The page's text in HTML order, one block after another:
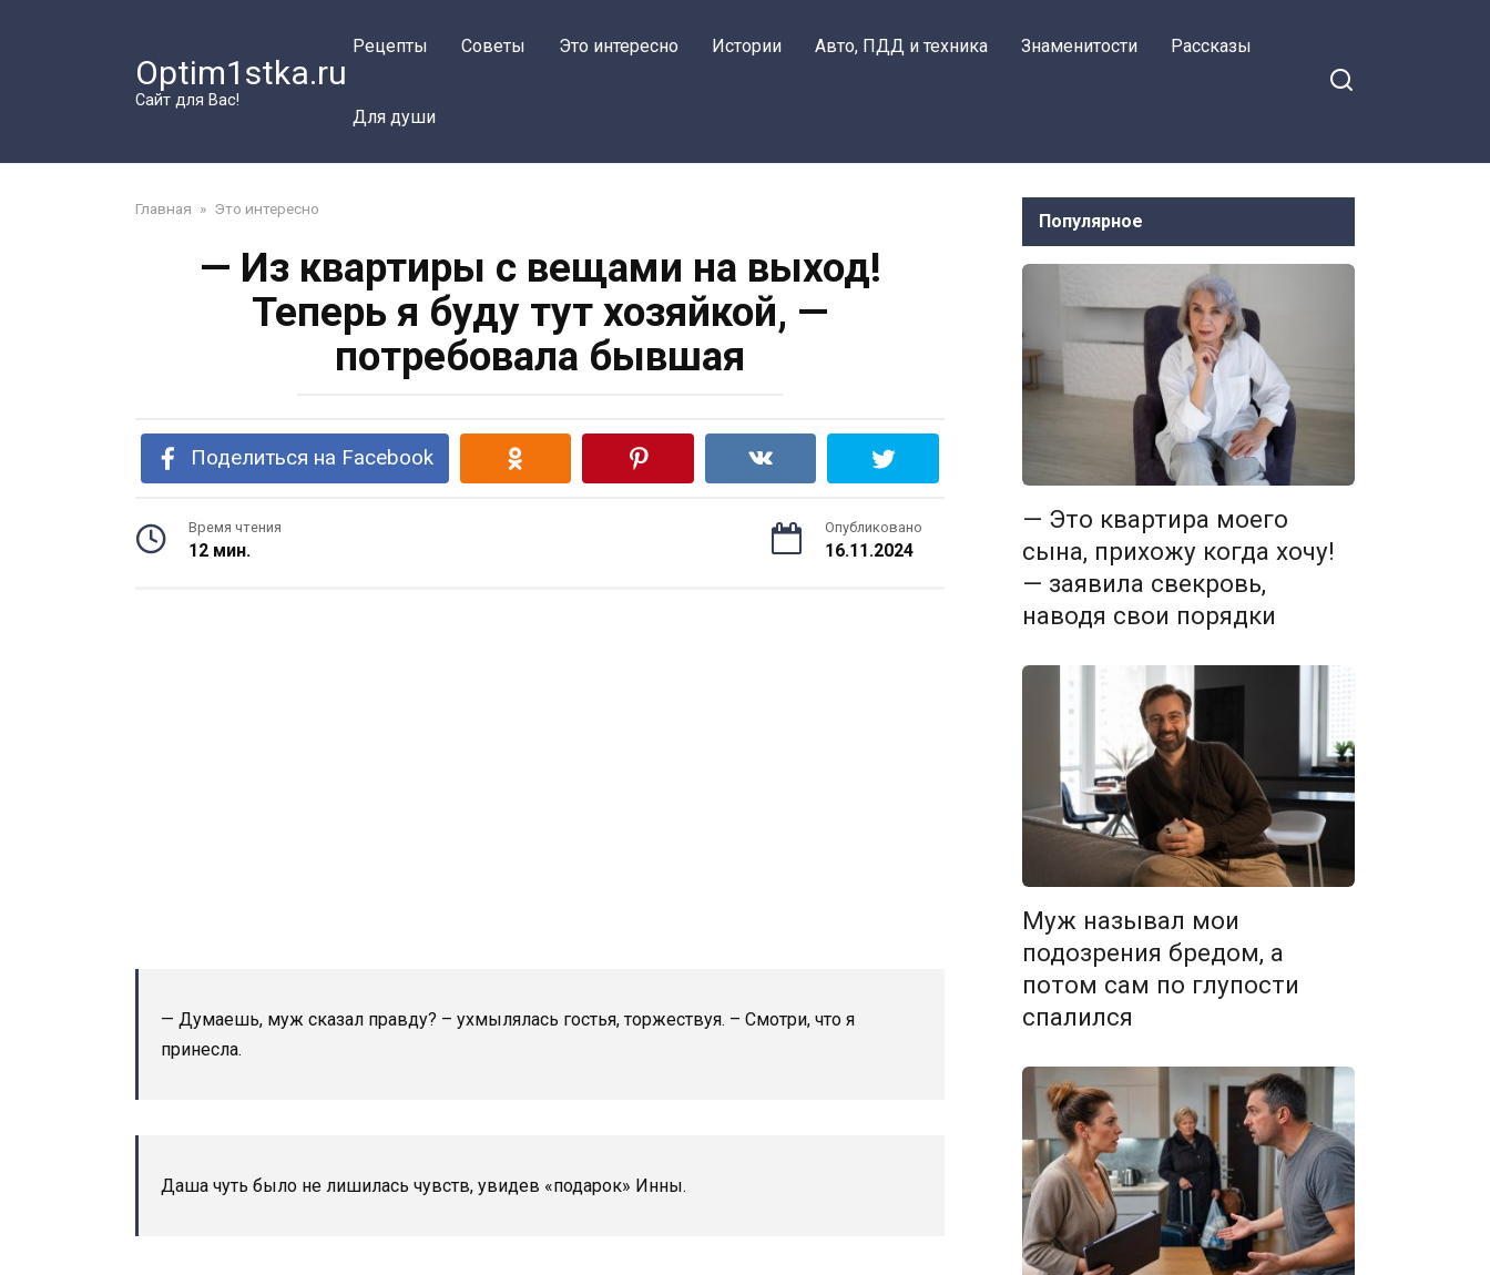
Optim1stka.ru
Сайт для Вас!
Рецепты Советы Это интересно Истории Авто, ПДД и техника Знаменитости Рассказы
Для души
Главная » Это интересно
— Из квартиры с вещами на выход!
Теперь я буду тут хозяйкой, —
потребовала бывшая
Поделиться на Facebook
Время чтения
12 мин.
Опубликовано
16.11.2024
— Думаешь, муж сказал правду? – ухмылялась гостья, торжествуя. – Смотри, что я
принесла.
Даша чуть было не лишилась чувств, увидев «подарок» Инны.
Популярное
— Это квартира моего
сына, прихожу когда хочу!
— заявила свекровь,
наводя свои порядки
Муж называл мои
подозрения бредом, а
потом сам по глупости
спалился